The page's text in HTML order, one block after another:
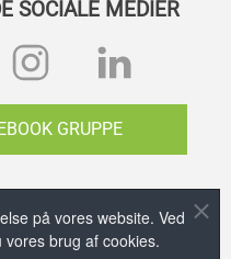
på vores website. Ved
brug af cookies.
SOCIALE MEDIER
GRUPPE